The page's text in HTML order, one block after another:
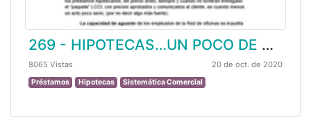
269 - HIPOTECAS…UN POCO DE DIGNIDAD POR FAVOR.
8065 Vistas 20 de oct. de 2020
Préstamos Hipotecas Sistemática Comercial